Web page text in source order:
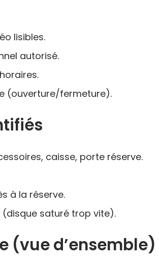
lisibles.
autorisé.
(ouverture/fermeture).
caisse, porte réserve.
à la réserve.
saturé trop vite).
(vue d’ensemble)